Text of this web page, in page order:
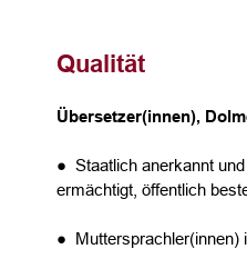
Qualität
Übersetzer(innen),
● Staatlich anerkannt und
ermächtigt, öffentlich
● Muttersprachler(innen)